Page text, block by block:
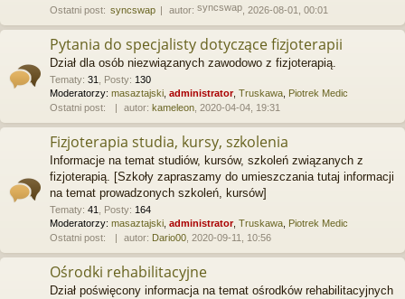
Ostatni post: syncswap autor: syncswap , 2026-08-01, 00:01
Pytania do specjalisty dotyczące fizjoterapii
Dział dla osób niezwiązanych zawodowo z fizjoterapią.
Tematy: 31 Posty: 130
Moderatorzy: masaztajski administrator, Truskawa Piotrek Medic
Ostatni post:
autor: kameleon , 2020-04-04, 19:31
Fizjoterapia studia, kursy, szkolenia
Informacje na temat studiów, kursów, szkoleń związanych z
fizjoterapią. [Szkoły zapraszamy do umieszczania tutaj informacji
na temat prowadzonych szkoleń, kursów]
Tematy: 41 Posty: 164
Moderatorzy: masaztajski administrator, Truskawa Piotrek Medic
Ostatni post:
autor: Dario00 , 2020-09-11, 10:56
Ośrodki rehabilitacyjne
Dział poświęcony informacja na temat ośrodków rehabilitacyjnych